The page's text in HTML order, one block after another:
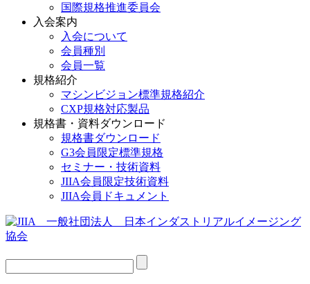
国際規格推進委員会
入会案内
入会について
会員種別
会員一覧
規格紹介
マシンビジョン標準規格紹介
CXP規格対応製品
規格書・資料ダウンロード
規格書ダウンロード
G3会員限定標準規格
セミナー・技術資料
JIIA会員限定技術資料
JIIA会員ドキュメント